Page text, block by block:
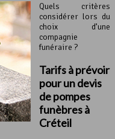
Quels critères
considérer lors du
choix d’une
compagnie
funéraire ?
Tarifs à prévoir
pour un devis
de pompes
funèbres à
Créteil